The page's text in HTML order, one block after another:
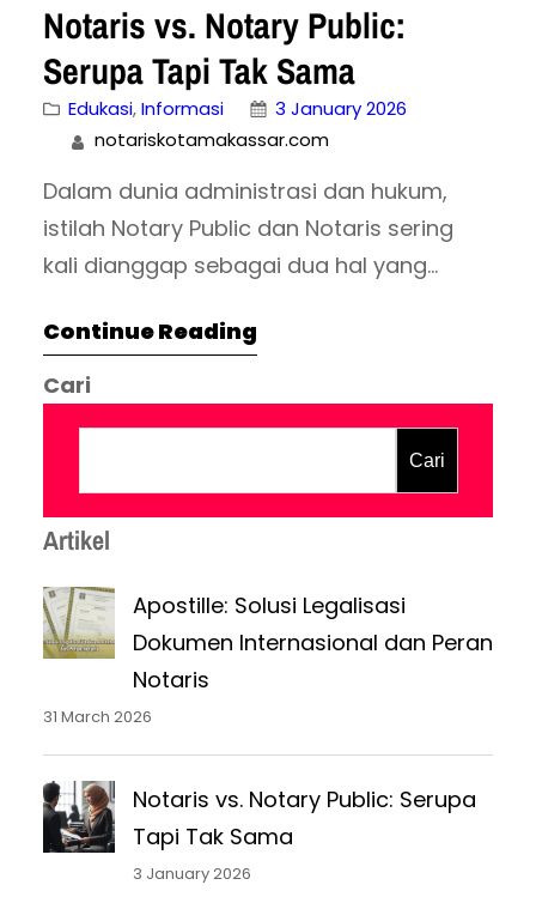
Notaris vs. Notary Public:
Serupa Tapi Tak Sama
Edukasi, Informasi
3 January 2026
notariskotamakassar.com
Dalam dunia administrasi dan hukum,
istilah Notary Public dan Notaris sering
kali dianggap sebagai dua hal yang
mengurus dokumen beasiswa ke luar
negeri, kontrak bisnis internasional, atau
dokumen imigrasi sering bertanya:
“Apakah saya harus ke Notary Public atau
ke Notaris?” Kesalahpahaman ini sangat
wajar karena dalam penerjemahan
Continue Reading
Cari
Cari
Artikel
Apostille: Solusi Legalisasi
Dokumen Internasional dan Peran
Notaris
31 March 2026
Notaris vs. Notary Public: Serupa
Tapi Tak Sama
3 January 2026